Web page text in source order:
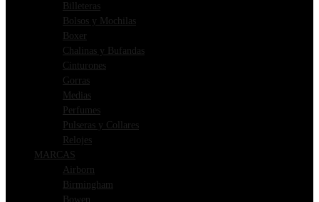
Billeteras
Bolsos y Mochilas
Boxer
Chalinas y Bufandas
Cinturones
Gorras
Medias
Perfumes
Pulseras y Collares
Relojes
MARCAS
Airborn
Birmingham
Bowen